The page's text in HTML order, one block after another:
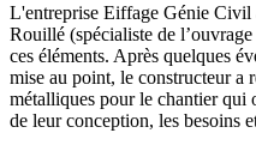
L'entreprise Eiffage Génie
Rouillé (spécialiste de
ces éléments. Après quelques
mise au point, le constructeur a
métalliques pour le chantier qui
de leur conception, les besoins